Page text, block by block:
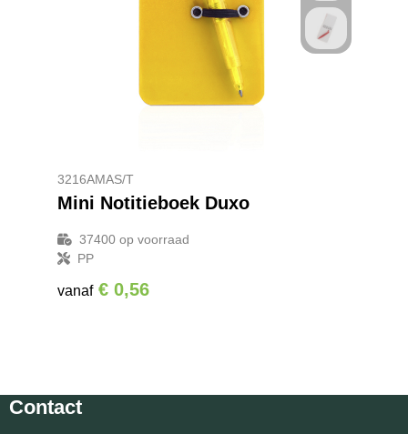
3216AMAS/T
Mini Notitieboek Duxo
37400op voorraad
PP
vanaf € 0,56
Contact